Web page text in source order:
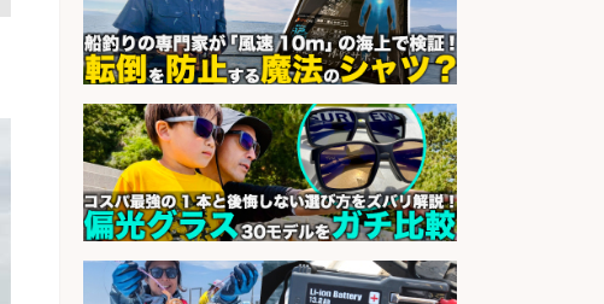
造
会社名 UTグループ株式会社
福岡「現場監督」/釣り好き歓迎/残
業10時間/経験者歓迎
会社名 広松久水産株式会社
sponsored by 求人ボックス